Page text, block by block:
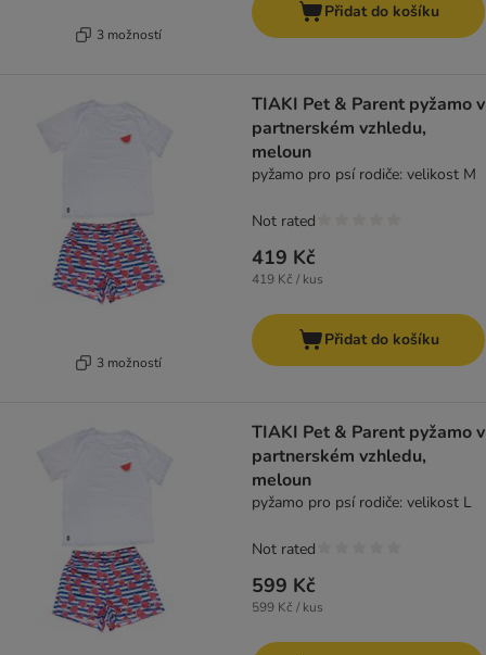
3 možností
Přidat do košíku
3 možností
TIAKI Pet & Parent pyžamo v
partnerském vzhledu,
meloun
pyžamo pro psí rodiče: velikost M
419 Kč
419 Kč / kus
Not rated
Přidat do košíku
TIAKI Pet & Parent pyžamo v
partnerském vzhledu,
meloun
pyžamo pro psí rodiče: velikost L
599 Kč
599 Kč / kus
Not rated